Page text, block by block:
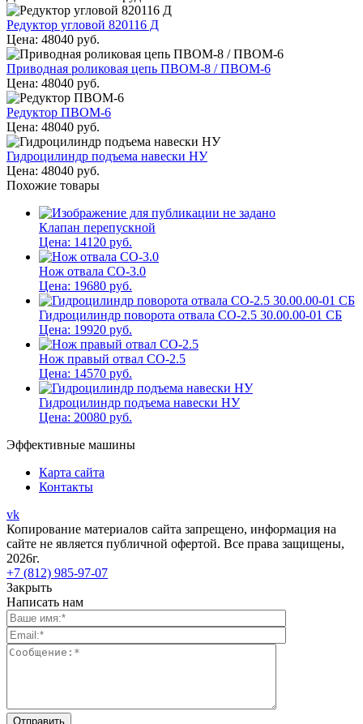
Редуктор угловой 820116 Д
Цена: 48040 руб.
Приводная роликовая цепь ПВОМ-8 / ПВОМ-6
Цена: 48040 руб.
Редуктор ПВОМ-6
Цена: 48040 руб.
Гидроцилиндр подъема навески НУ
Цена: 48040 руб.
Похожие товары
Клапан перепускной
Цена: 14120 руб.
Нож отвала СО-3.0
Цена: 19680 руб.
Гидроцилиндр поворота отвала СО-2.5 30.00.00-01 СБ
Цена: 19920 руб.
Нож правый отвал СО-2.5
Цена: 14570 руб.
Гидроцилиндр подъема навески НУ
Цена: 20080 руб.
Эффективные машины
Карта сайта
Контакты
vk
Копирование материалов сайта запрещено, информация на
сайте не является публичной офертой. Все права защищены,
2026г.
+7 (812) 985-97-07
Закрыть
Написать нам